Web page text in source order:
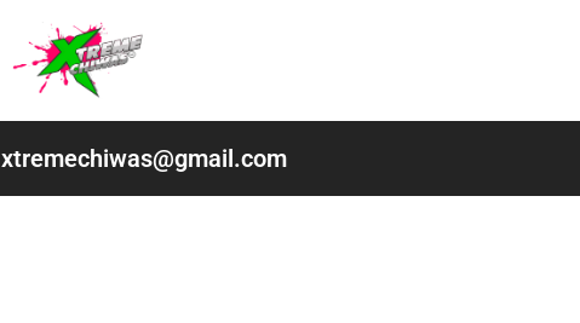
contenido
xtremechiwas@gmail.com